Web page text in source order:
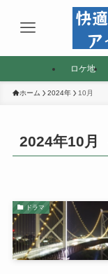
ロケ地
ホーム 2024年 10月
2024年10月
ドラマ